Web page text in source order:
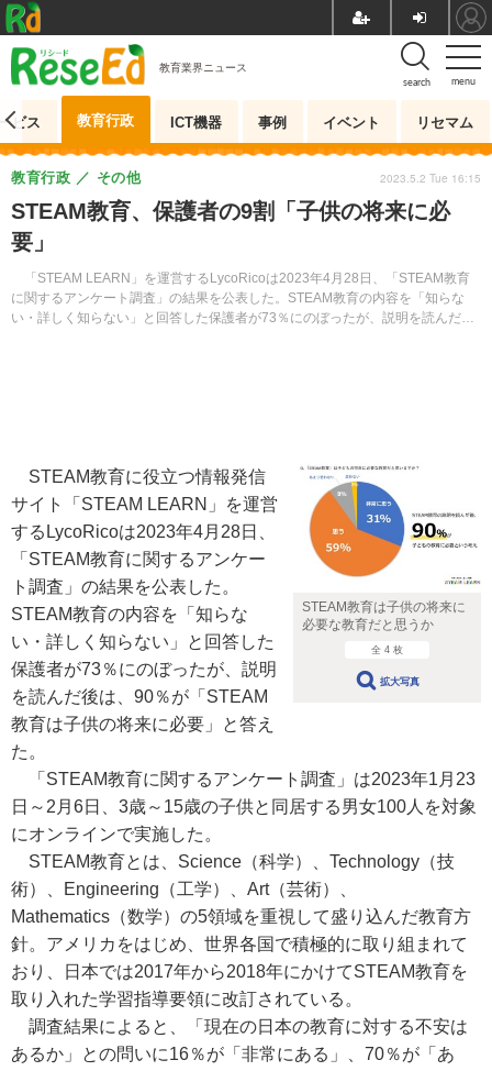
menu
search
教育業界ニュース
ビス 教育行政 ICT機器 事例 イベント リセマム
STEAM教育、保護者の9割「子供の将来に必
要」
「STEAM LEARN」を運営するLycoRicoは2023年4月28日、「STEAM教育
に関するアンケート調査」の結果を公表した。STEAM教育の内容を「知らな
い・詳しく知らない」と回答した保護者が73％にのぼったが、説明を読んだ後
教育行政 その他 2023.5.2 Tue 16:15
STEAM教育は子供の将来に
必要な教育だと思うか
全 4 枚
拡大写真
STEAM教育に役立つ情報発信
サイト「STEAM LEARN」を運営
するLycoRicoは2023年4月28日、
「STEAM教育に関するアンケー
ト調査」の結果を公表した。
STEAM教育の内容を「知らな
い・詳しく知らない」と回答した
保護者が73％にのぼったが、説明
を読んだ後は、90％が「STEAM
教育は子供の将来に必要」と答え
た。
「STEAM教育に関するアンケート調査」は2023年1月23
日～2月6日、3歳～15歳の子供と同居する男女100人を対象
にオンラインで実施した。
STEAM教育とは、Science（科学）、Technology（技
術）、Engineering（工学）、Art（芸術）、
Mathematics（数学）の5領域を重視して盛り込んだ教育方
針。アメリカをはじめ、世界各国で積極的に取り組まれて
おり、日本では2017年から2018年にかけてSTEAM教育を
取り入れた学習指導要領に改訂されている。
調査結果によると、「現在の日本の教育に対する不安は
あるか」との問いに16％が「非常にある」、70％が「あ